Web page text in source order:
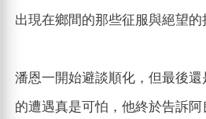
出現在鄉間的那些征服與絕望的
潘恩一開始避談順化，但最後
的遭遇真是可怕，他終於告訴